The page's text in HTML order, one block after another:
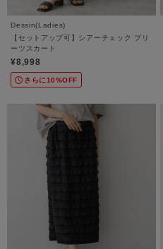
Dessin(Ladies)
【セットアップ可】シアーチェック プリ
ーツスカート
¥8,998
さらに10%OFF